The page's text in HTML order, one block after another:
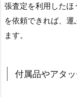
張査定を利用した
を依頼できれば、
ます。
付属品やアタ